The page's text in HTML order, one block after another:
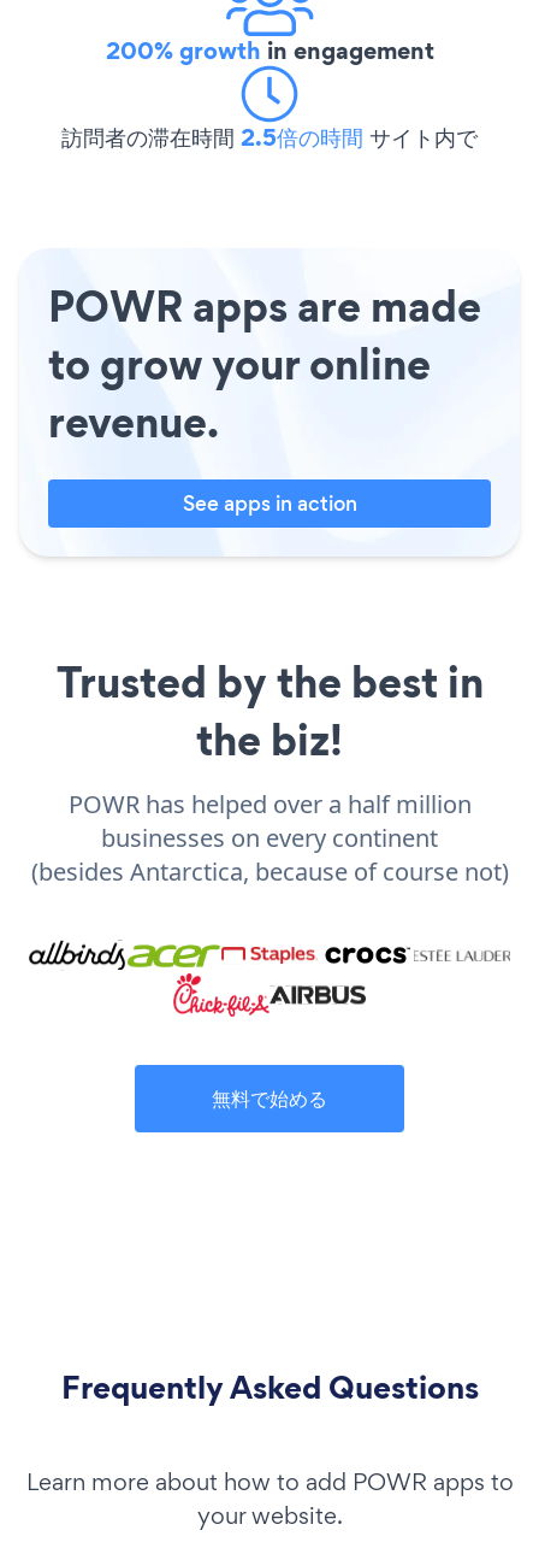
200% growth in engagement
訪問者の滞在時間 2.5倍の時間 サイト内で
POWR apps are made
to grow your online
revenue.
See apps in action
Trusted by the best in
the biz!
POWR has helped over a half million
businesses on every continent
(besides Antarctica, because of course not)
無料で始める
Frequently Asked Questions
Learn more about how to add POWR apps to
your website.